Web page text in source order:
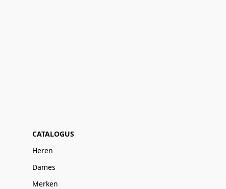
CATALOGUS
Heren
Dames
Merken